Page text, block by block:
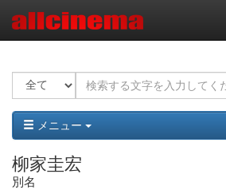
メニュー
柳家圭宏
別名